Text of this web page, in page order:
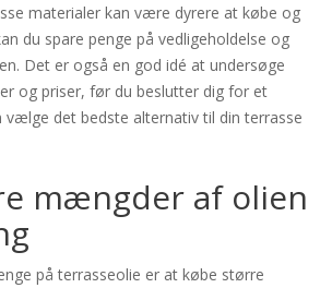
materialer kan være dyrere at købe og
du spare penge på vedligeholdelse og
Det er også en god idé at undersøge
og priser, før du beslutter dig for et
vælge det bedste alternativ til din terrasse
mængder af olien
på terrasseolie er at købe større